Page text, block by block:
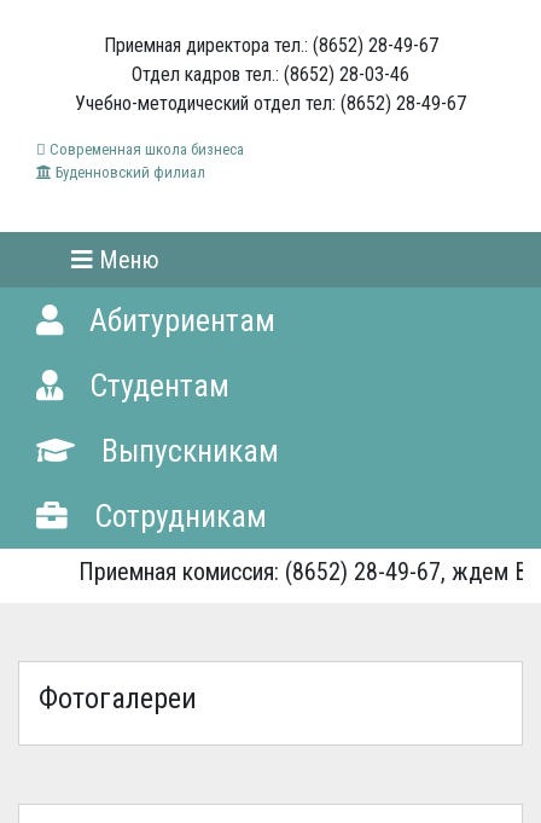
Приемная директора тел.: (8652) 28-49-67
Отдел кадров тел.: (8652) 28-03-46
Учебно-методический отдел тел: (8652) 28-49-67
Современная школа бизнеса
Буденновский филиал
Меню
Абитуриентам
Студентам
Выпускникам
Сотрудникам
Приемная комиссия: (8652) 28-49-67, ждем Вас!
Фотогалереи